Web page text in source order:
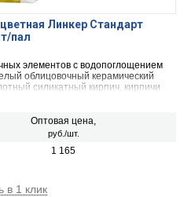
Линкер Стандарт
пал
элементов с водопоглощением
облицовочный керамический
силикатный кирпич, кирпичи
Оптовая цена,
руб./шт.
1 165
в 1 клик